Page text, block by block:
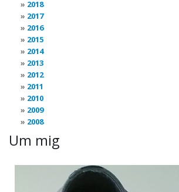
2018
2017
2016
2015
2014
2013
2012
2011
2010
2009
2008
Um mig